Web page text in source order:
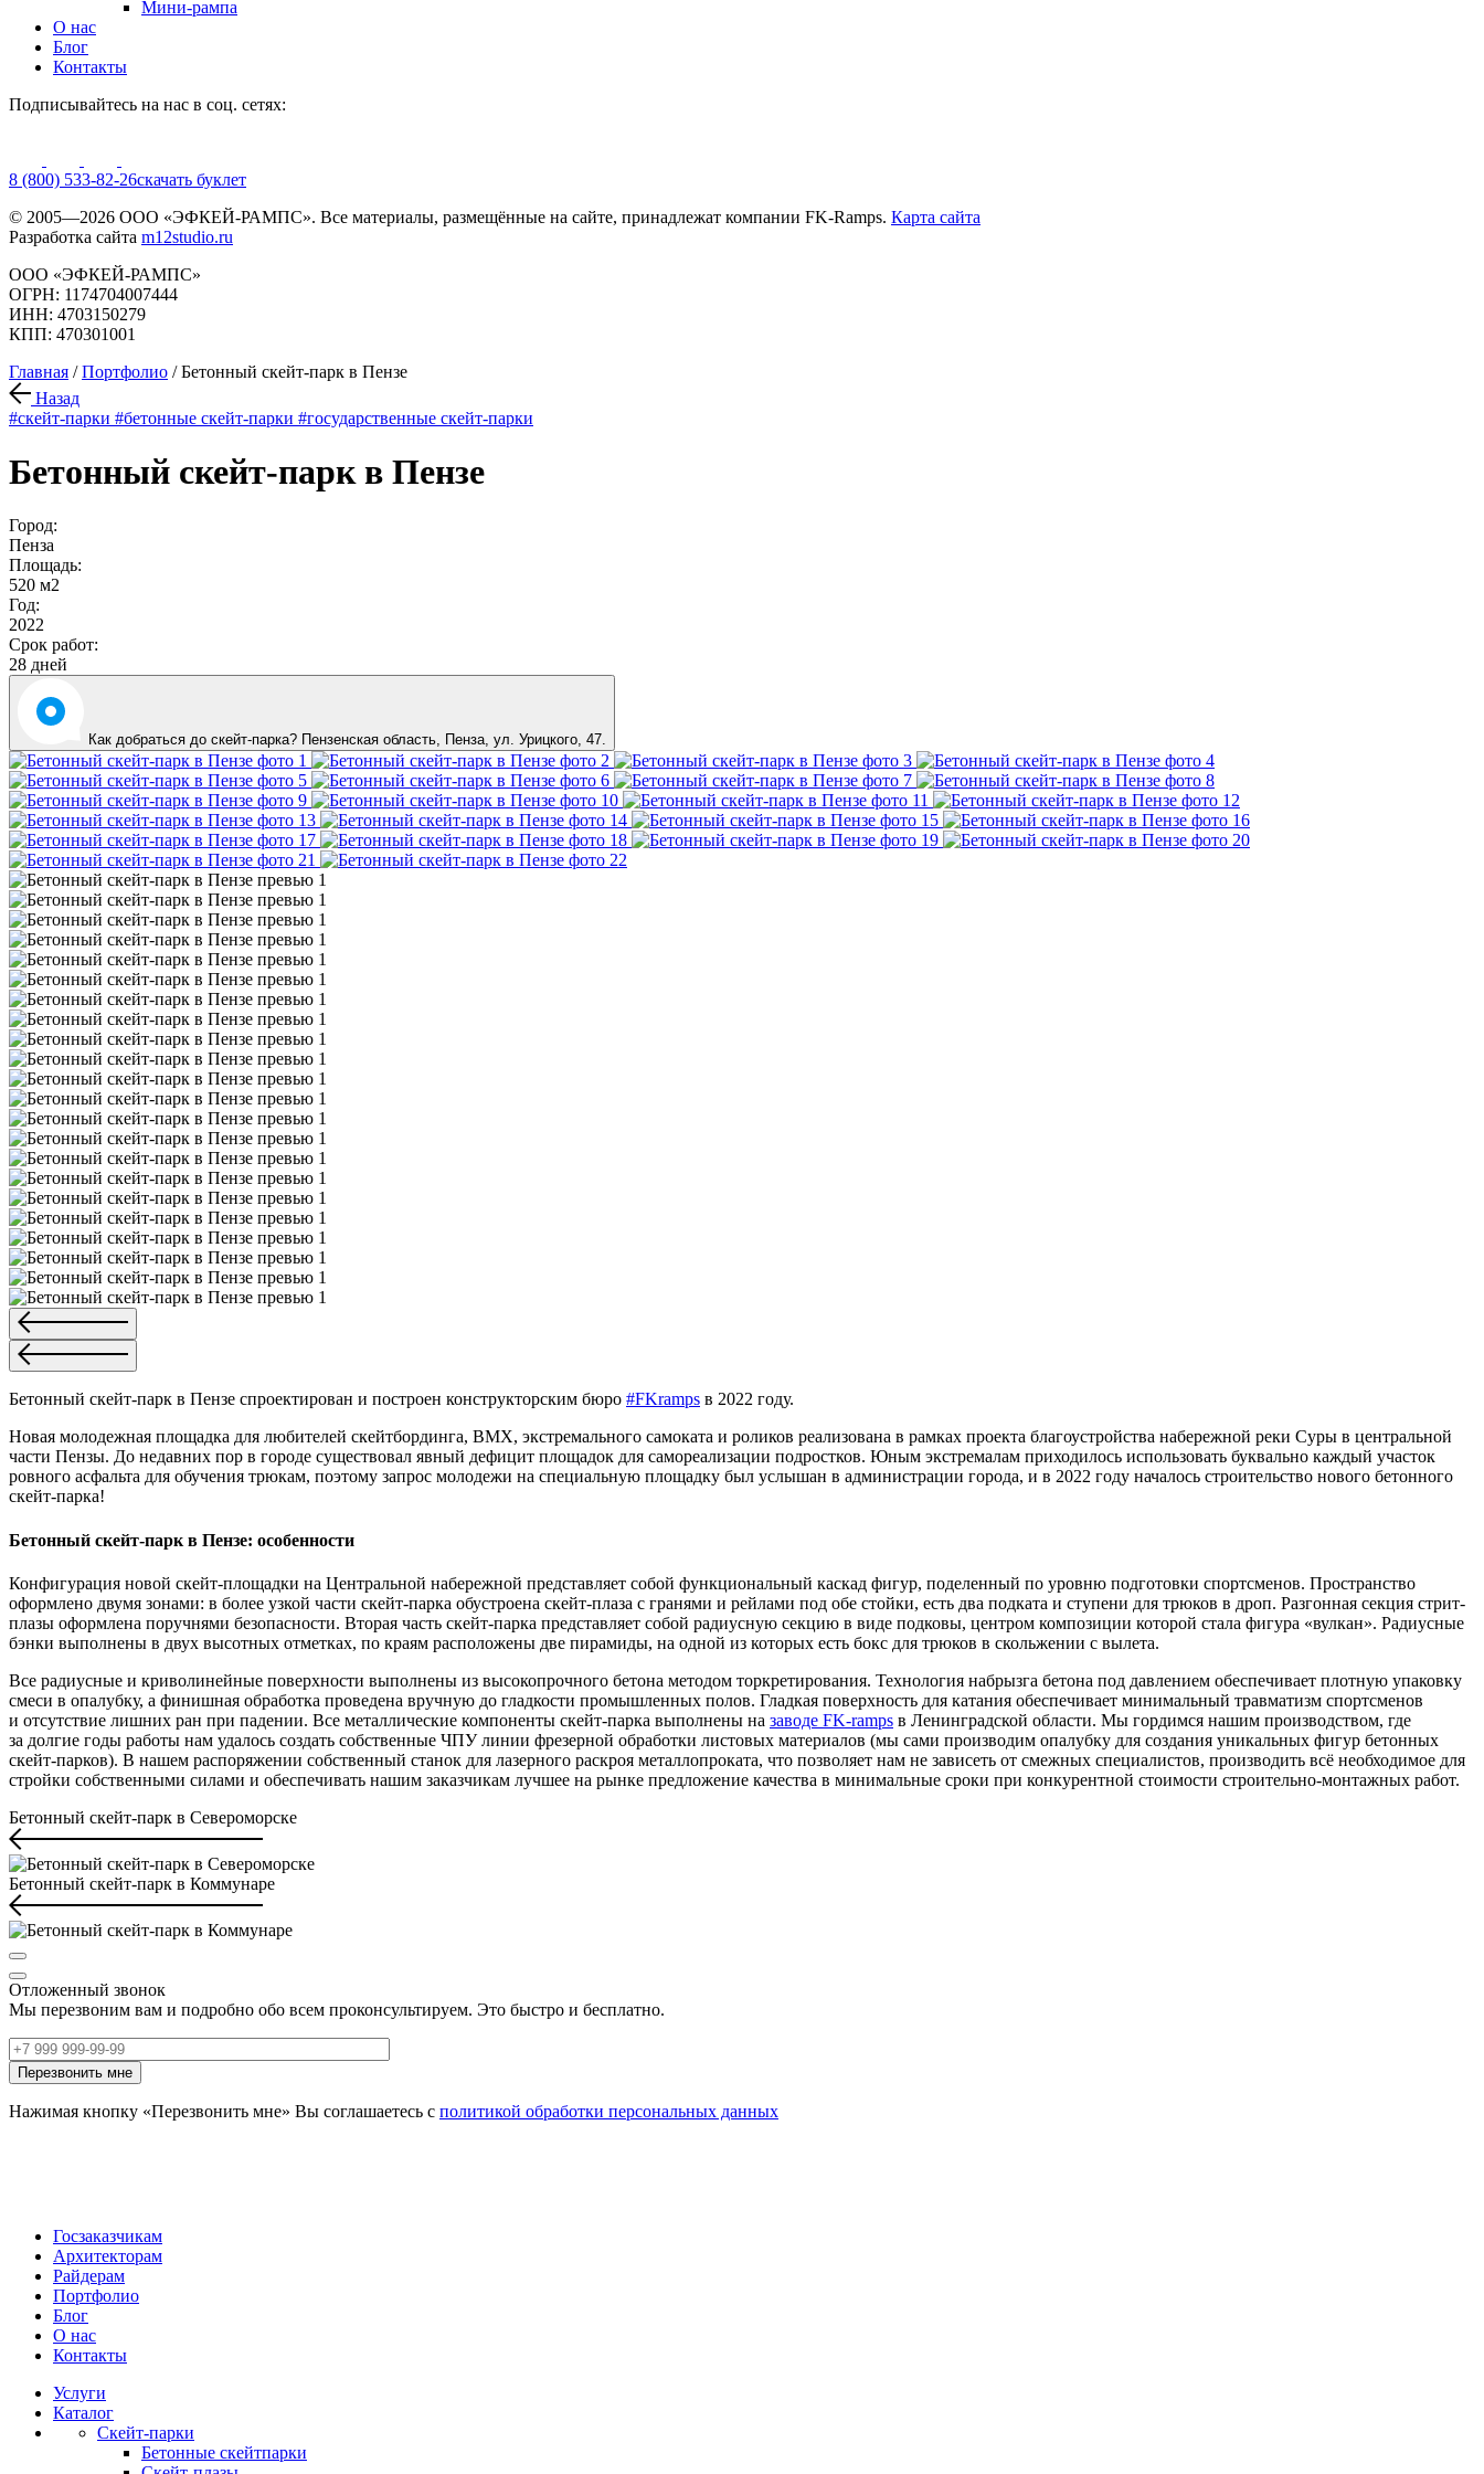
Мини-рампа
О нас
Блог
Контакты
Подписывайтесь на нас в соц. сетях:
8 (800) 533-82-26cкачать буклет
© 2005—2026 ООО «ЭФКЕЙ-РАМПС». Все материалы, размещённые на сайте, принадлежат компании FK-Ramps. Карта сайта
Разработка сайта m12studio.ru
ООО «ЭФКЕЙ-РАМПС»
ОГРН: 1174704007444
ИНН: 4703150279
КПП: 470301001
Главная /Портфолио /Бетонный скейт-парк в Пензе
Назад
#скейт-парки #бетонные скейт-парки #государственные скейт-парки
Бетонный скейт-парк в Пензе
Город:
Пенза
Площадь:
520 м2
Год:
2022
Срок работ:
28 дней
Как добраться до скейт-парка? Пензенская область, Пенза, ул. Урицкого, 47.
Бетонный скейт-парк в Пензе спроектирован и построен конструкторским бюро #FKramps в 2022 году.
Новая молодежная площадка для любителей скейтбординга, BMX, экстремального самоката и роликов реализована в рамках проекта благоустройства набережной реки Суры в центральной
части Пензы. До недавних пор в городе существовал явный дефицит площадок для самореализации подростков. Юным экстремалам приходилось использовать буквально каждый участок
ровного асфальта для обучения трюкам, поэтому запрос молодежи на специальную площадку был услышан в администрации города, и в 2022 году началось строительство нового бетонного
скейт-парка!
Бетонный скейт-парк в Пензе: особенности
Конфигурация новой скейт-площадки на Центральной набережной представляет собой функциональный каскад фигур, поделенный по уровню подготовки спортсменов. Пространство
оформлено двумя зонами: в более узкой части скейт-парка обустроена скейт-плаза с гранями и рейлами под обе стойки, есть два подката и ступени для трюков в дроп. Разгонная секция стрит-
плазы оформлена поручнями безопасности. Вторая часть скейт-парка представляет собой радиусную секцию в виде подковы, центром композиции которой стала фигура «вулкан». Радиусные
бэнки выполнены в двух высотных отметках, по краям расположены две пирамиды, на одной из которых есть бокс для трюков в скольжении с вылета.
Все радиусные и криволинейные поверхности выполнены из высокопрочного бетона методом торкретирования. Технология набрызга бетона под давлением обеспечивает плотную упаковку
смеси в опалубку, а финишная обработка проведена вручную до гладкости промышленных полов. Гладкая поверхность для катания обеспечивает минимальный травматизм спортсменов
и отсутствие лишних ран при падении. Все металлические компоненты скейт-парка выполнены на заводе FK-ramps в Ленинградской области. Мы гордимся нашим производством, где
за долгие годы работы нам удалось создать собственные ЧПУ линии фрезерной обработки листовых материалов (мы сами производим опалубку для создания уникальных фигур бетонных
скейт-парков). В нашем распоряжении собственный станок для лазерного раскроя металлопроката, что позволяет нам не зависеть от смежных специалистов, производить всё необходимое для
стройки собственными силами и обеспечивать нашим заказчикам лучшее на рынке предложение качества в минимальные сроки при конкурентной стоимости строительно-монтажных работ.
Бетонный скейт-парк в Североморске
Бетонный скейт-парк в Коммунаре
Отложенный звонок
Мы перезвоним вам и подробно обо всем проконсультируем. Это быстро и бесплатно.
Нажимая кнопку «Перезвонить мне» Вы соглашаетесь с политикой обработки персональных данных
Госзаказчикам
Архитекторам
Райдерам
Портфолио
Блог
О нас
Контакты
Услуги
Каталог
Скейт‑парки
Бетонные скейтпарки